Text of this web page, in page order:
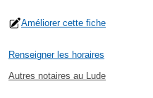
Améliorer cette fiche
Renseigner les horaires
Autres notaires au Lude